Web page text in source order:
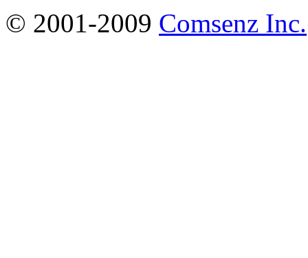
© 2001-2009 Comsenz Inc.